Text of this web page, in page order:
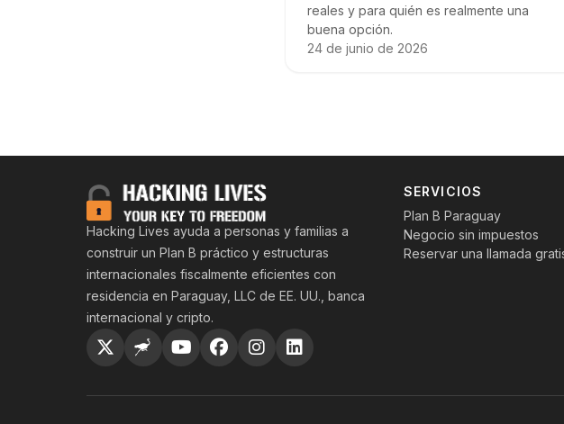
reales y para quién es realmente una
buena opción.
24 de junio de 2026
Hacking Lives
Hacking Lives ayuda a personas y familias a
construir un Plan B práctico y estructuras
internacionales fiscalmente eficientes con
residencia en Paraguay, LLC de EE. UU., banca
internacional y cripto.
SERVICIOS
Plan B Paraguay
Negocio sin impuestos
Reservar una llamada